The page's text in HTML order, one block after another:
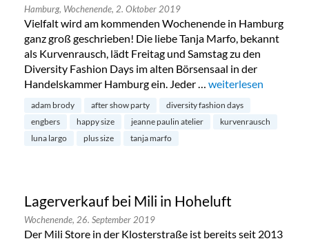
Hamburg, Wochenende, 2. Oktober 2019
Vielfalt wird am kommenden Wochenende in Hamburg
ganz groß geschrieben! Die liebe Tanja Marfo, bekannt
als Kurvenrausch, lädt Freitag und Samstag zu den
Diversity Fashion Days im alten Börsensaal in der
Handelskammer Hamburg ein. Jeder … „Diversity Fashion
weiterlesen
adam brody after show party
diversity fashion days
engbers
happy size jeanne paulin atelier
kurvenrausch
luna largo
plus size tanja marfo
Lagerverkauf bei Mili in Hoheluft
Wochenende, 26. September 2019
Der Mili Store in der Klosterstraße ist bereits seit 2013